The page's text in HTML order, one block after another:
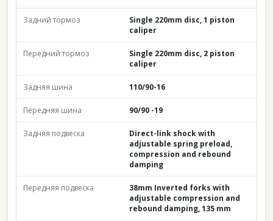
Задний тормоз
Single 220mm disc, 1 piston
caliper
Передний тормоз
Single 220mm disc, 2 piston
caliper
Задняя шина 110/90-16
Передняя шина 90/90 -19
Задняя подвеска
Direct-link shock with
adjustable spring preload,
compression and rebound
damping
Передняя подвеска
38mm Inverted forks with
adjustable compression and
rebound damping, 135 mm